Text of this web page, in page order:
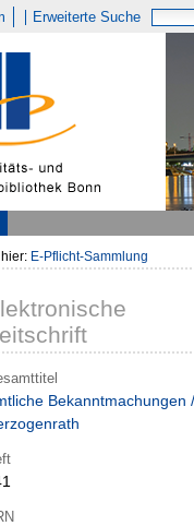
Erweiterte Suche
E-Pflicht-Sammlung
Bekanntmachungen /